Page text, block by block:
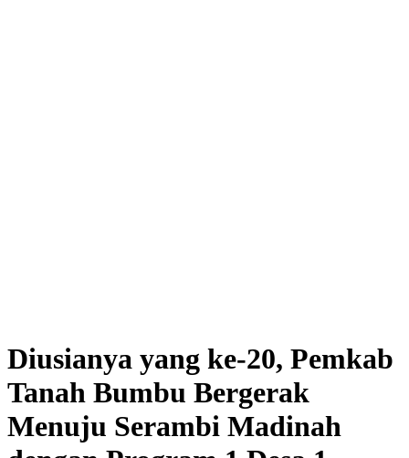
Diusianya yang ke-20, Pemkab
Tanah Bumbu Bergerak
Menuju Serambi Madinah